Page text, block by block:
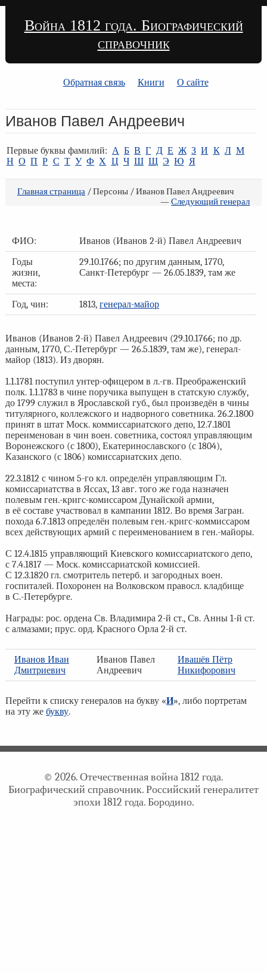
Война 1812 года. Биографический
справочник
Обратная связь Книги О сайте
Иванов Павел Андреевич
Первые буквы фамилий: А Б В Г Д Е Ж З И К Л М
Н О П Р С Т У Ф Х Ц Ч Ш Щ Э Ю Я
Главная страница/ Персоны / Иванов Павел Андреевич
—Следующий генерал
ФИО:
Иванов (Иванов 2-й) Павел Андреевич
Годы
жизни,
места:
29.10.1766; по другим данным, 1770,
Санкт-Петербург — 26.05.1839, там же
Год, чин: 1813, генерал-майор
Иванов (Иванов 2-й) Павел Андреевич (29.10.1766; по др.
данным, 1770, С.-Петербург — 26.5.1839, там же), генерал-
майор (1813). Из дворян.
1.1.1781 поступил унтер-офицером в л.-гв. Преображенский
полк. 1.1.1783 в чине поручика выпущен в статскую службу,
до 1799 служил в Ярославской губ., был произведён в чины
титулярного, коллежского и надворного советника. 26.2.1800
принят в штат Моск. коммиссариатского депо, 12.7.1801
переименован в чин воен. советника, состоял управляющим
Воронежского (с 1800), Екатеринославского (с 1804),
Казанского (с 1806) комиссариатских депо.
22.3.1812 с чином 5-го кл. определён управляющим Гл.
комиссариатства в Яссах, 13 авг. того же года назначен
полевым ген.-кригс-комиссаром Дунайской армии,
в её составе участвовал в кампании 1812. Во время Загран.
похода 6.7.1813 определён полевым ген.-кригс-коммиссаром
всех действующих армий с переименованием в ген.-майоры.
С 12.4.1815 управляющий Киевского комиссариатского депо,
с 7.4.1817 — Моск. комиссариатской комиссией.
С 12.3.1820 гл. смотритель петерб. и загородных воен.
госпиталей. Похоронен на Волковском правосл. кладбище
в С.-Петербурге.
Награды: рос. ордена Св. Владимира 2-й ст., Св. Анны 1-й ст.
с алмазами; прус. орд. Красного Орла 2-й ст.
Иванов Иван
Дмитриевич
Иванов Павел
Андреевич
Ивашёв Пётр
Никифорович
Перейти к списку генералов на букву «И», либо портретам
на эту же букву.
© 2026. Отечественная война 1812 года.
Биографический справочник. Российский генералитет
эпохи 1812 года. Бородино.